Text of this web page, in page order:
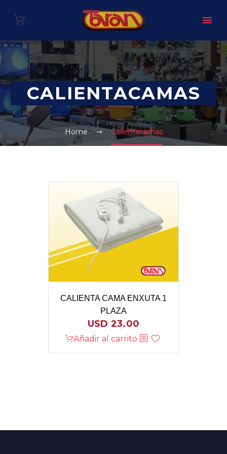
CALIENTACAMAS
Home Calientacamas
CALIENTA CAMA ENXUTA 1
PLAZA
USD 23.00
Añadir al carrito